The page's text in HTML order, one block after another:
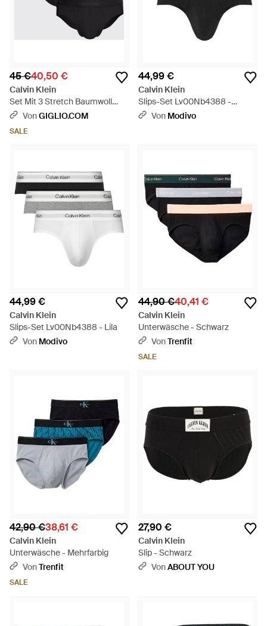
45 €40,50 €
Calvin Klein
Set Mit 3 Stretch Baumwoll
Slips - Schwarz
VonGIGLIO.COM
SALE
44,99 €
Calvin Klein
Slips-Set Lv00Nb4388 -
Schwarz
Von Modivo
44,99 €
Calvin Klein
Slips-Set Lv00Nb4388 - Lila
Von Modivo
44,90 €40,41 €
Calvin Klein
Unterwäsche - Schwarz
VonTrenfit
SALE
42,90 €38,61 €
Calvin Klein
Unterwäsche - Mehrfarbig
VonTrenfit
SALE
27,90 €
Calvin Klein
Slip - Schwarz
VonABOUT YOU